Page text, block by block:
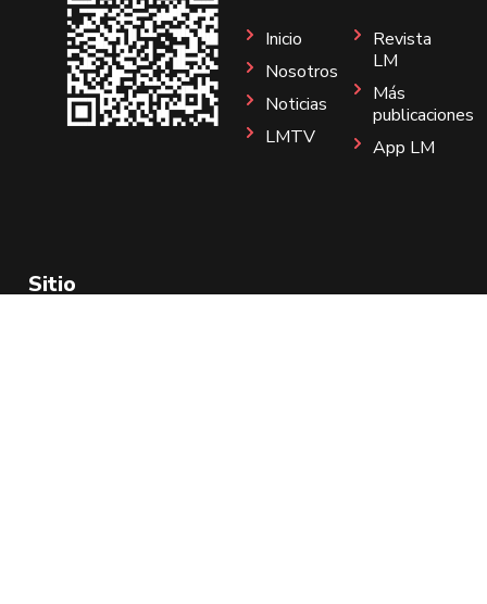
Sitio
Inicio
Nosotros
Noticias
LMTV
Revista
LM
Más
publicaciones
App LM